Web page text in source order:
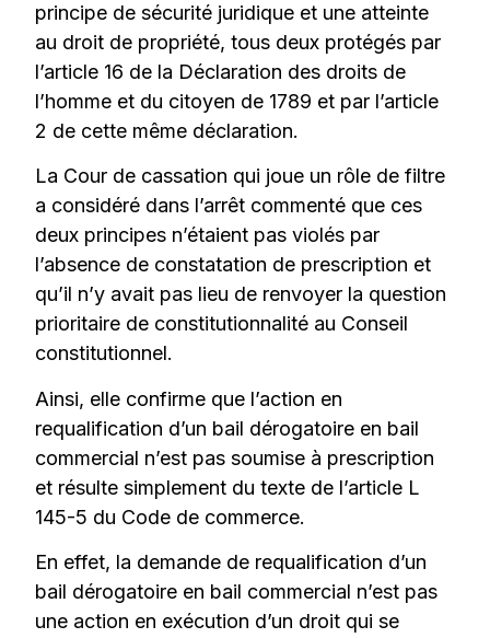
principe de sécurité juridique et une atteinte
au droit de propriété, tous deux protégés par
l’article 16 de la Déclaration des droits de
l’homme et du citoyen de 1789 et par l’article
2 de cette même déclaration.
La Cour de cassation qui joue un rôle de filtre
a considéré dans l’arrêt commenté que ces
deux principes n’étaient pas violés par
l’absence de constatation de prescription et
qu’il n’y avait pas lieu de renvoyer la question
prioritaire de constitutionnalité au Conseil
constitutionnel.
Ainsi, elle confirme que l’action en
requalification d’un bail dérogatoire en bail
commercial n’est pas soumise à prescription
et résulte simplement du texte de l’article L
145-5 du Code de commerce.
En effet, la demande de requalification d’un
bail dérogatoire en bail commercial n’est pas
une action en exécution d’un droit qui se